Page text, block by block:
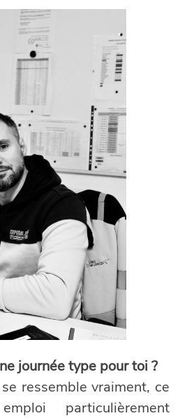
journée type pour toi ?
ressemble vraiment, ce
particulièrement